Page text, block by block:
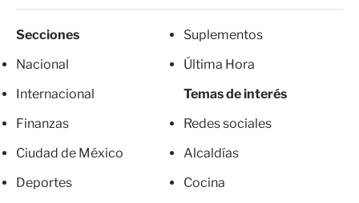
Secciones
Nacional
Internacional
Finanzas
Ciudad de México
Deportes
Suplementos
Última Hora
Temas de interés
Redes sociales
Alcaldías
Cocina